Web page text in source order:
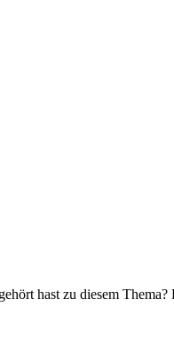
hast zu diesem